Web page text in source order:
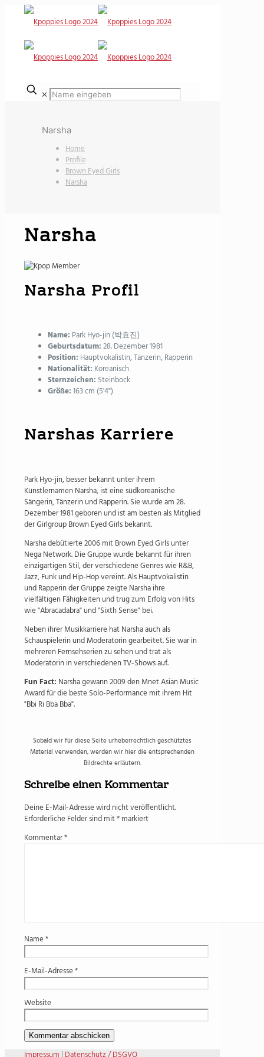
✕
Narsha
Home
Profile
Brown Eyed Girls
Narsha
Narsha
Narsha Profil
Name: Park Hyo-jin (박효진)
Geburtsdatum:28. Dezember 1981
Position: Hauptvokalistin, Tänzerin, Rapperin
Nationalität: Koreanisch
Sternzeichen: Steinbock
Größe:163 cm (5'4")
Narshas Karriere
Park Hyo-jin, besser bekannt unter ihrem
Künstlernamen Narsha, ist eine südkoreanische
Sängerin, Tänzerin und Rapperin. Sie wurde am 28.
Dezember 1981 geboren und ist am besten als Mitglied
der Girlgroup Brown Eyed Girls bekannt.
Narsha debütierte 2006 mit Brown Eyed Girls unter
Nega Network. Die Gruppe wurde bekannt für ihren
einzigartigen Stil, der verschiedene Genres wie R&B,
Jazz, Funk und Hip-Hop vereint. Als Hauptvokalistin
und Rapperin der Gruppe zeigte Narsha ihre
vielfältigen Fähigkeiten und trug zum Erfolg von Hits
wie "Abracadabra" und "Sixth Sense" bei.
Neben ihrer Musikkarriere hat Narsha auch als
Schauspielerin und Moderatorin gearbeitet. Sie war in
mehreren Fernsehserien zu sehen und trat als
Moderatorin in verschiedenen TV-Shows auf.
Fun Fact: Narsha gewann 2009 den Mnet Asian Music
Award für die beste Solo-Performance mit ihrem Hit
"Bbi Ri Bba Bba".
Sobald wir für diese Seite urheberrechtlich geschütztes
Material verwenden, werden wir hier die entsprechenden
Bildrechte erläutern.
Schreibe einen Kommentar
Deine E-Mail-Adresse wird nicht veröffentlicht.
Erforderliche Felder sind mit*markiert
Kommentar*
Name*
E-Mail-Adresse*
Website